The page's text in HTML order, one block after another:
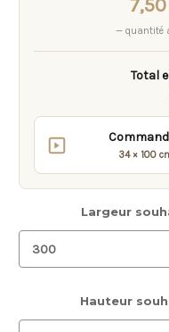
7,50
— quantité
Total
34 × 100
Largeur
Hauteur